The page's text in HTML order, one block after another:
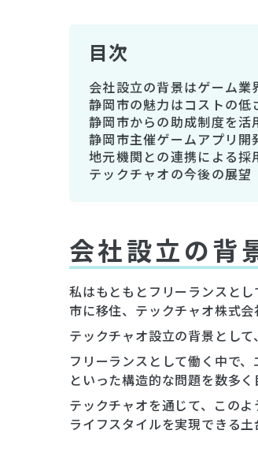
目次
会社設立の背景はゲーム業
静岡市の魅力はコストの
静岡市からの助成制度を活
静岡市主催ゲームアプリ
地元機関との連携による採
テックチャオの今後の展望
会社設立の背
私はもともとフリーランスと
市に移住、テックチャオ株式会
テックチャオ設立の背景とし
フリーランスとして働く中で
といった構造的な問題を数多
テックチャオを通じて、この
ライフスタイルを実現できる土